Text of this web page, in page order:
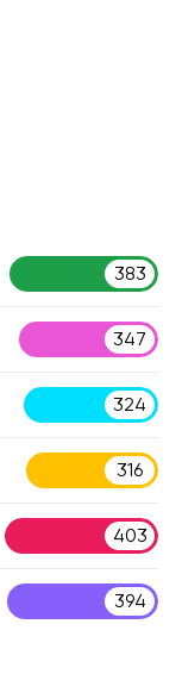
383
347
324
316
403
394